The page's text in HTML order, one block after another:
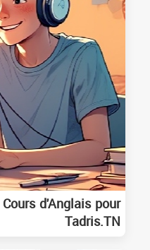
Tadris.TN